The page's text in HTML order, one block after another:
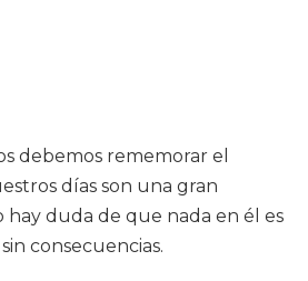
debemos rememorar el
días son una gran
hay duda de que nada en él es
consecuencias.